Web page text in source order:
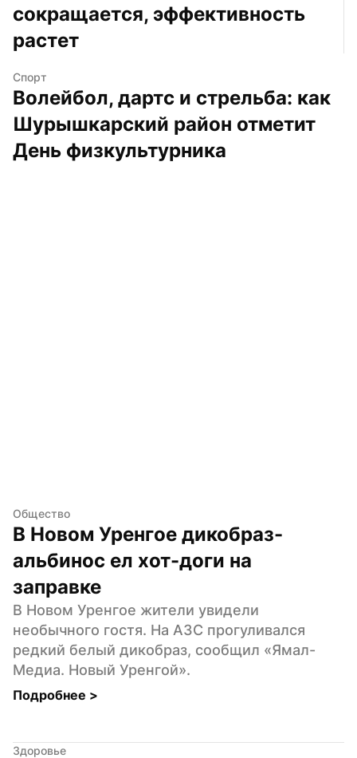
сокращается, эффективность
растет
Спорт
Волейбол, дартс и стрельба: как
Шурышкарский район отметит
День физкультурника
Общество
В Новом Уренгое дикобраз-
альбинос ел хот-доги на
заправке
В Новом Уренгое жители увидели
необычного гостя. На АЗС прогуливался
редкий белый дикобраз, сообщил «Ямал-
Медиа. Новый Уренгой».
Подробнее >
Здоровье